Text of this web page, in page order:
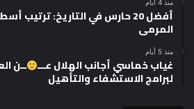
منذ 4 أيام
أفضل 20 حارس في التاريخ:
المرمى
منذ 5 أيام
غياب خماسي أجانب الهلال عـــ ــن
لبرامج الاستشفاء والتأهيل